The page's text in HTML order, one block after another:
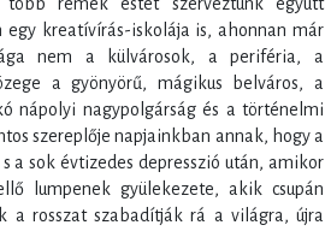
remek estet szerveztünk együtt
kreatívírás-iskolája is, ahonnan már
nem a külvárosok, a periféria, a
a gyönyörű, mágikus belváros, a
nápolyi nagypolgárság és a történelmi
szereplője napjainkban annak, hogy a
a sok évtizedes depresszió után, amikor
lumpenek gyülekezete, akik csupán
a rosszat szabadítják rá a világra, újra